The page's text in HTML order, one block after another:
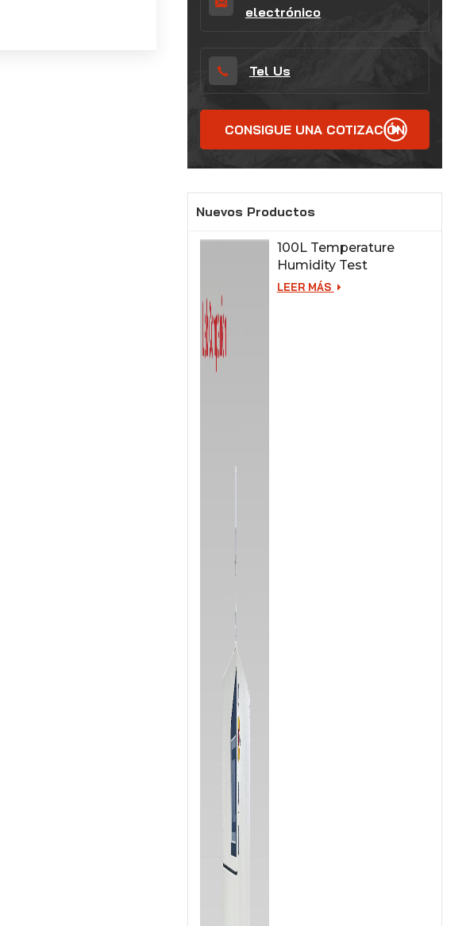
electrónico
Tel Us
CONSIGUE UNA COTIZACIÓN
Nuevos Productos
100L Temperature
Humidity Test
Chamber for Lab
LEER MÁS